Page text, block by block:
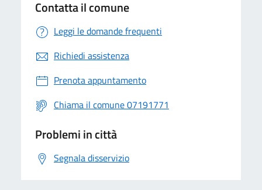
Contatta il comune
Leggi le domande frequenti
Richiedi assistenza
Prenota appuntamento
Chiama il comune 07191771
Problemi in città
Segnala disservizio